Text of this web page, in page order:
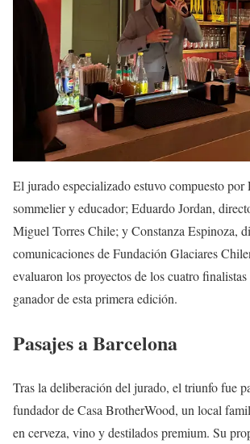
El jurado especializado estuvo compuesto
sommelier y educador; Eduardo Jordan,
Miguel Torres Chile; y Constanza Espinoza,
comunicaciones de Fundación Glaciares
evaluaron los proyectos de los cuatro
ganador de esta primera edición.
Pasajes a Barcelona
Tras la deliberación del jurado, el triunfo fue
fundador de Casa BrotherWood, un local
en cerveza, vino y destilados premium. Su